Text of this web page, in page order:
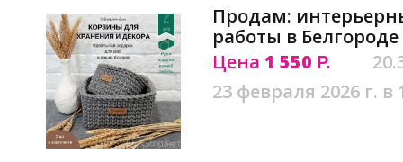
Продам:
работы в Белгороде
Цена 1 550 Р.
23 февраля 2026 г. в